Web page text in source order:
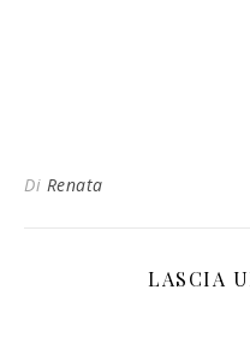
Di Renata
LASCIA